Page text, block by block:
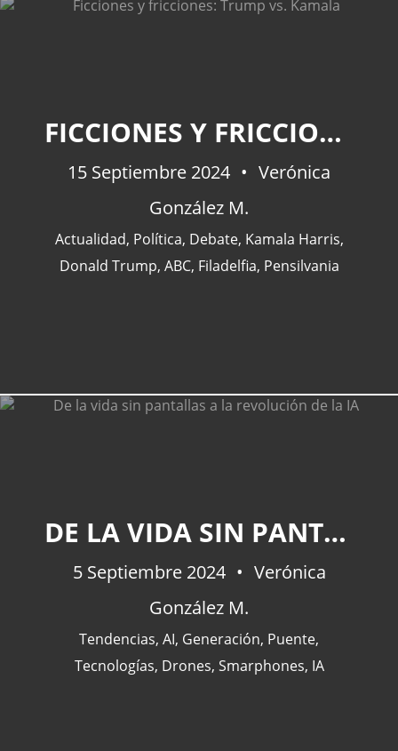
FICCIONES Y FRICCIONES: TRUMP VS. KAMALA
15 Septiembre 2024
Verónica
González M.
Actualidad, Política, Debate, Kamala Harris,
Donald Trump, ABC, Filadelfia, Pensilvania
DE LA VIDA SIN PANTALLAS A LA REVOLUCIÓN DE LA IA
5 Septiembre 2024
Verónica
González M.
Tendencias, AI, Generación, Puente,
Tecnologías, Drones, Smarphones, IA